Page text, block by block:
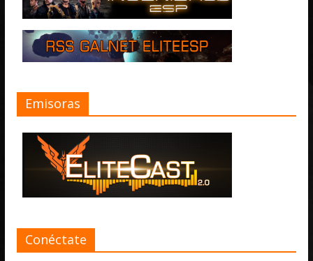
Emisoras
Conéctate